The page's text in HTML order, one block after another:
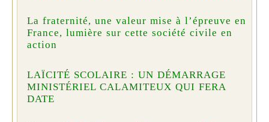
La fraternité, une valeur mise à l’épreuve en
France, lumière sur cette société civile en
action
LAÏCITÉ SCOLAIRE : UN DÉMARRAGE
MINISTÉRIEL CALAMITEUX QUI FERA
DATE